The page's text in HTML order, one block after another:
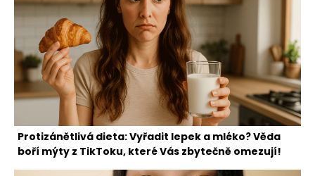
Protizánětlivá dieta: Vyřadit lepek a mléko? Věda
boří mýty z TikToku, které Vás zbytečně omezují!